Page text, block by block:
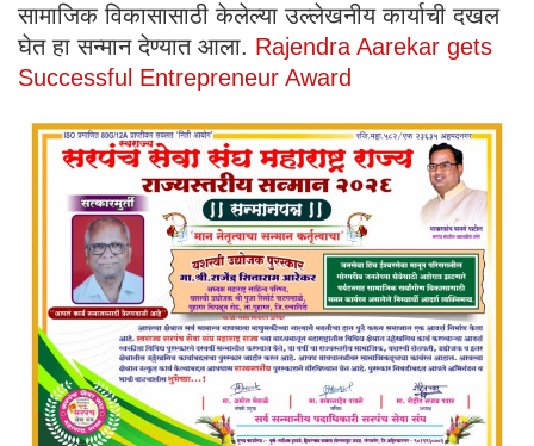
सामाजिक विकासासाठी केलेल्या उल्लेखनीय कार्याची दखल
घेत हा सन्मान देण्यात आला. Rajendra Aarekar gets
Successful Entrepreneur Award